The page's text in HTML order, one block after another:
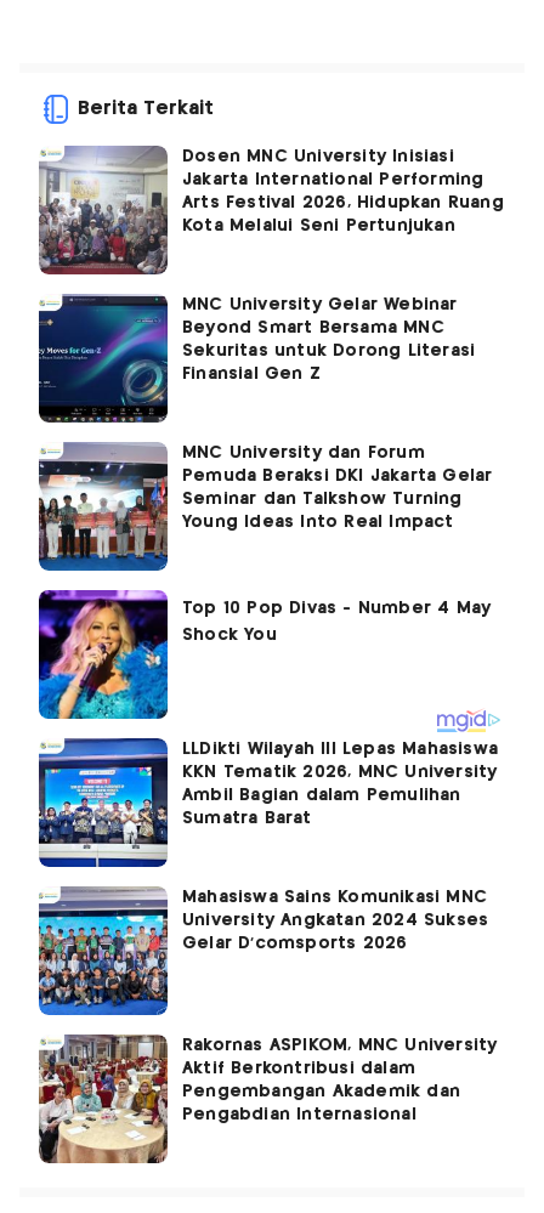
Berita Terkait
Dosen MNC University Inisiasi
Jakarta International Performing
Arts Festival 2026, Hidupkan Ruang
Kota Melalui Seni Pertunjukan
MNC University Gelar Webinar
Beyond Smart Bersama MNC
Sekuritas untuk Dorong Literasi
Finansial Gen Z
MNC University dan Forum
Pemuda Beraksi DKI Jakarta Gelar
Seminar dan Talkshow Turning
Young Ideas Into Real Impact
LLDikti Wilayah III Lepas Mahasiswa
KKN Tematik 2026, MNC University
Ambil Bagian dalam Pemulihan
Sumatra Barat
Mahasiswa Sains Komunikasi MNC
University Angkatan 2024 Sukses
Gelar D'comsports 2026
Rakornas ASPIKOM, MNC University
Aktif Berkontribusi dalam
Pengembangan Akademik dan
Pengabdian Internasional